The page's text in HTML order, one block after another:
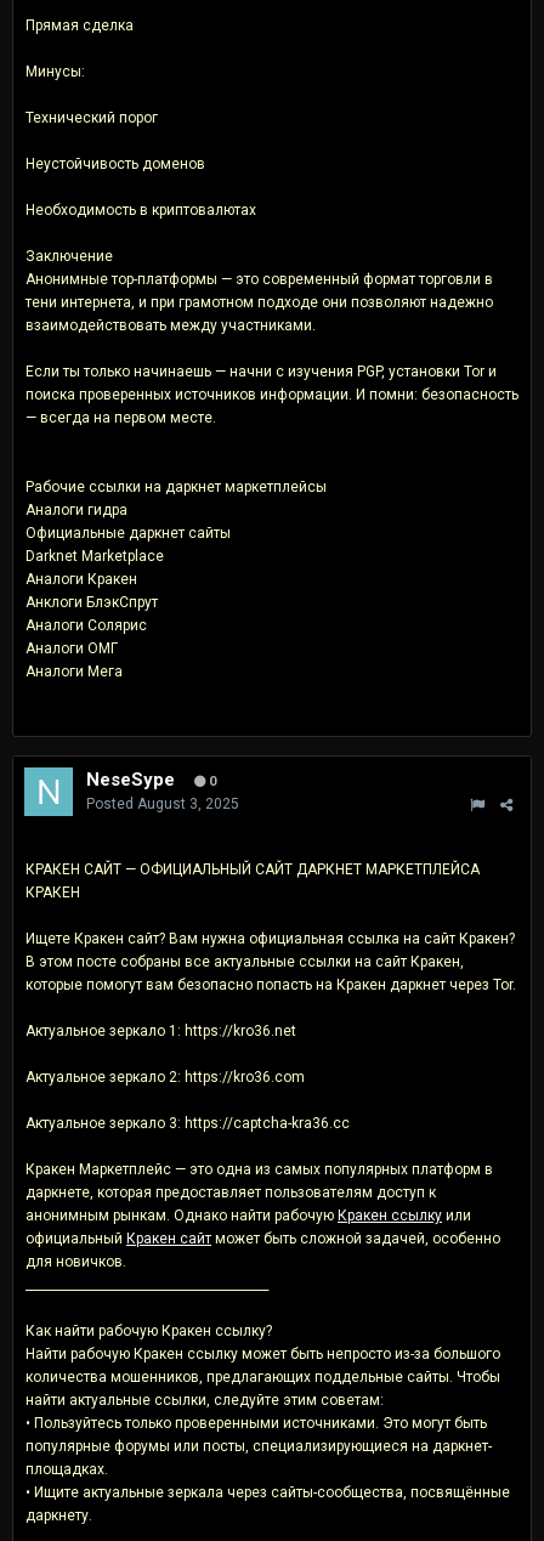
Прямая сделка
Минусы:
Технический порог
Неустойчивость доменов
Необходимость в криптовалютах
Заключение
Анонимные тор-платформы — это современный формат торговли в
тени интернета, и при грамотном подходе они позволяют надежно
взаимодействовать между участниками.
Если ты только начинаешь — начни с изучения PGP, установки Tor и
поиска проверенных источников информации. И помни: безопасность
— всегда на первом месте.
Рабочие ссылки на даркнет маркетплейсы
Аналоги гидра
Официальные даркнет сайты
Darknet Marketplace
Аналоги Кракен
Анклоги БлэкСпрут
Аналоги Солярис
Аналоги ОМГ
Аналоги Мега
NeseSype 0
Posted August 3, 2025
КРАКЕН САЙТ — ОФИЦИАЛЬНЫЙ САЙТ ДАРКНЕТ МАРКЕТПЛЕЙСА
КРАКЕН
Ищете Кракен сайт? Вам нужна официальная ссылка на сайт Кракен?
В этом посте собраны все актуальные ссылки на сайт Кракен,
которые помогут вам безопасно попасть на Кракен даркнет через Tor.
Актуальное зеркало 1: https://kro36.net
Актуальное зеркало 2: https://kro36.com
Актуальное зеркало 3: https://captcha-kra36.cc
Кракен Маркетплейс — это одна из самых популярных платформ в
даркнете, которая предоставляет пользователям доступ к
анонимным рынкам. Однако найти рабочую Кракен ссылку или
официальный Кракен сайт может быть сложной задачей, особенно
для новичков.
Как найти рабочую Кракен ссылку?
Найти рабочую Кракен ссылку может быть непросто из-за большого
количества мошенников, предлагающих поддельные сайты. Чтобы
найти актуальные ссылки, следуйте этим советам:
• Пользуйтесь только проверенными источниками. Это могут быть
популярные форумы или посты, специализирующиеся на даркнет-
площадках.
• Ищите актуальные зеркала через сайты-сообщества, посвящённые
даркнету.